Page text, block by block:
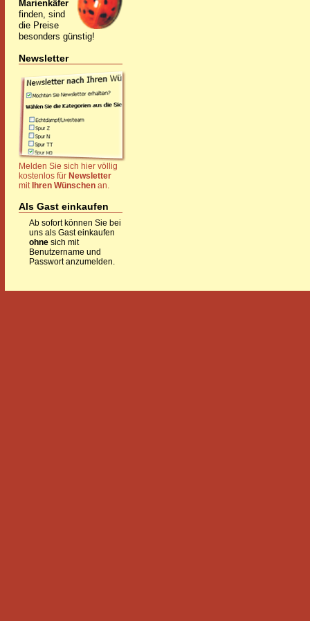
Marienkäfer
finden, sind
die Preise
besonders günstig!
Newsletter
Melden Sie sich hier völlig
kostenlos für Newsletter
mit Ihren Wünschen an.
Als Gast einkaufen
Ab sofort können Sie bei
uns als Gast einkaufen
ohne sich mit
Benutzername und
Passwort anzumelden.